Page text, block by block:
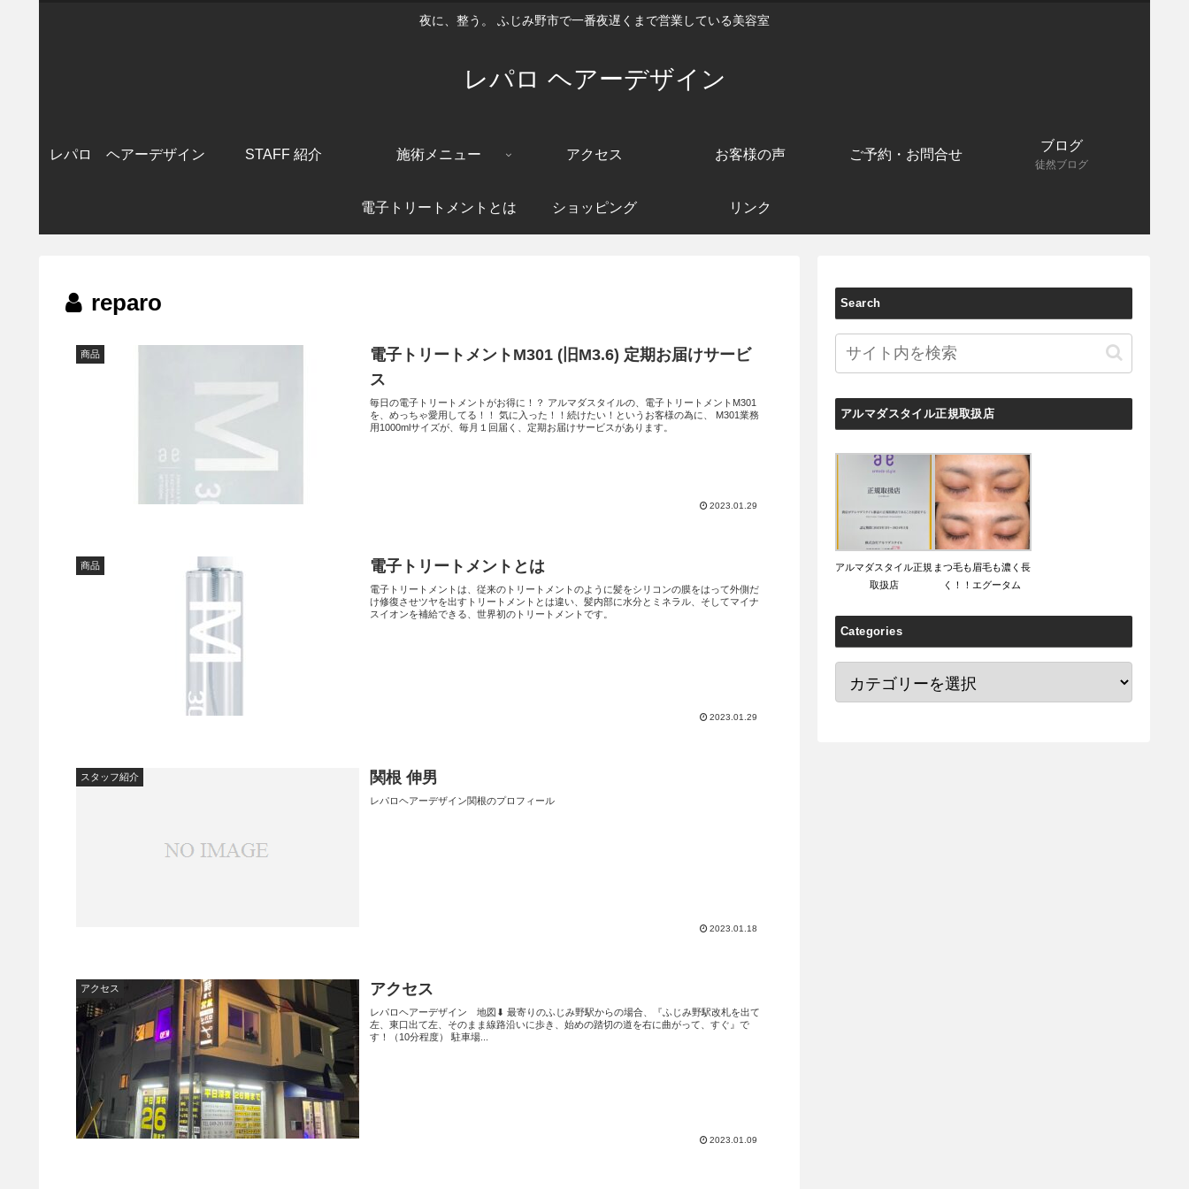
夜に、整う。 ふじみ野市で一番夜遅くまで営業している美容室
レパロ ヘアーデザイン
レパロ ヘアーデザイン STAFF 紹介 施術メニュー アクセス お客様の声 ご予約・お問合せ
ブログ
徒然ブログ
電子トリートメントとは ショッピング リンク
reparo
商品
電子トリートメントM301 (旧M3.6) 定期お届けサービ
ス
毎日の電子トリートメントがお得に！？ アルマダスタイルの、電子トリートメントM301
を、めっちゃ愛用してる！！ 気に入った！！続けたい！というお客様の為に、 M301業務
用1000mlサイズが、毎月１回届く、定期お届けサービスがあります。
2023.01.29
商品 電子トリートメントとは
電子トリートメントは、従来のトリートメントのように髪をシリコンの膜をはって外側だ
け修復させツヤを出すトリートメントとは違い、髪内部に水分とミネラル、そしてマイナ
スイオンを補給できる、世界初のトリートメントです。
2023.01.29
スタッフ紹介 関根 伸男
レパロヘアーデザイン関根のプロフィール
2023.01.18
アクセス アクセス
レパロヘアーデザイン 地図⬇︎ 最寄りのふじみ野駅からの場合、『ふじみ野駅改札を出て
左、東口出て左、そのまま線路沿いに歩き、始めの踏切の道を右に曲がって、すぐ』で
す！（10分程度） 駐車場...
2023.01.09
Search
アルマダスタイル正規取扱店
アルマダスタイル正規
取扱店
まつ毛も眉毛も濃く長
く！！エグータム
Categories